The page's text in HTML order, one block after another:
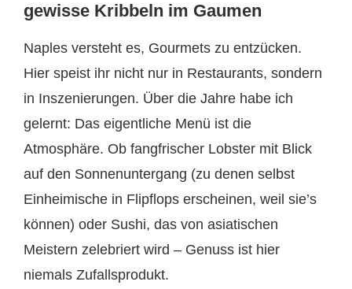
gewisse Kribbeln im Gaumen
Naples versteht es, Gourmets zu entzücken.
Hier speist ihr nicht nur in Restaurants, sondern
in Inszenierungen. Über die Jahre habe ich
gelernt: Das eigentliche Menü ist die
Atmosphäre. Ob fangfrischer Lobster mit Blick
auf den Sonnenuntergang (zu denen selbst
Einheimische in Flipflops erscheinen, weil sie’s
können) oder Sushi, das von asiatischen
Meistern zelebriert wird – Genuss ist hier
niemals Zufallsprodukt.